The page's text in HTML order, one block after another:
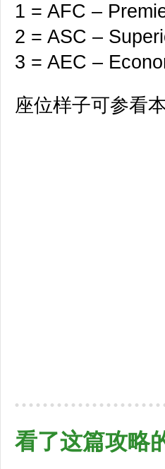
1 = AFC –
2 = ASC –
3 = AEC –
座位样子可参看
看了这篇攻略